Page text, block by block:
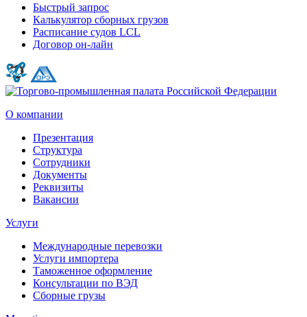
Быстрый запрос
Калькулятор сборных грузов
Расписание судов LCL
Договор он-лайн
О компании
Презентация
Структура
Сотрудники
Документы
Реквизиты
Вакансии
Услуги
Международные перевозки
Услуги импортера
Таможенное оформление
Консультации по ВЭД
Сборные грузы